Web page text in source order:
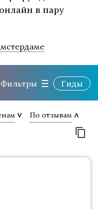
в пару
Фильтры Гиды
По отзывам